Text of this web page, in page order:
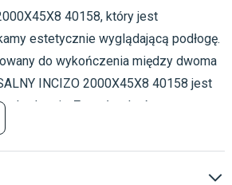
40158, który jest
estetycznie wyglądającą podłogę.
do wykończenia między dwoma
INCIZO 2000X45X8 40158 jest
Został wykończony w